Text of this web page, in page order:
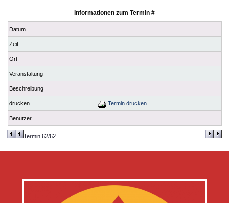
Informationen zum Termin #
Datum
Zeit
Ort
Veranstaltung
Beschreibung
drucken Termin drucken
Benutzer
Termin 62/62